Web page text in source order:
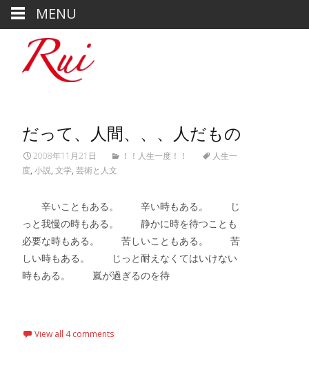
だって、人間、、、人だもの
2008年11月21日 ！！人生一度！！
人生一
度, 小説, 文学, 芸術と人文
辛いこともある。 辛い時もある。 じ
っと我慢の時もある。 静かに時を待つことも
必要な時もある。 苦しいこともある。 苦
しい時もある。 じっと耐えなくてはいけない
時もある。 嵐が過ぎるのを待
View all 4 comments
MENU